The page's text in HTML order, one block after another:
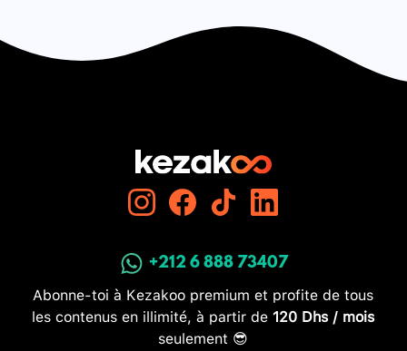
+212 6 888 73407
Abonne-toi à Kezakoo premium et profite de tous
les contenus en illimité, à partir de 120 Dhs / mois
seulement 😎